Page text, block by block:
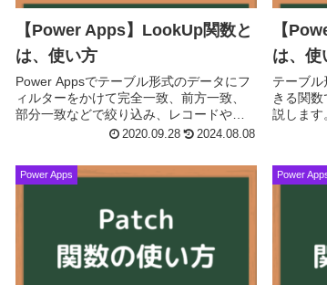
【Power Apps】LookUp関数と
は、使い方
Power Appsでテーブル形式のデータにフ
ィルターをかけて完全一致、前方一致、
部分一致などで絞り込み、レコードや値
を取得できる、LookUp関数の使い方につ
2020.09.28 2024.08.08
【
は、使
テーブ
きる関
説します
で、い
構文検索
Power Apps Power